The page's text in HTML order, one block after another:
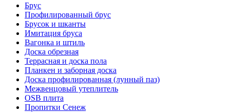
Брус
Профилированный брус
Брусок и шканты
Имитация бруса
Вагонка и штиль
Доска обрезная
Террасная и доска пола
Планкен и заборная доска
Доска профилированная (лунный паз)
Межвенцовый утеплитель
OSB плита
Пропитки Сенеж